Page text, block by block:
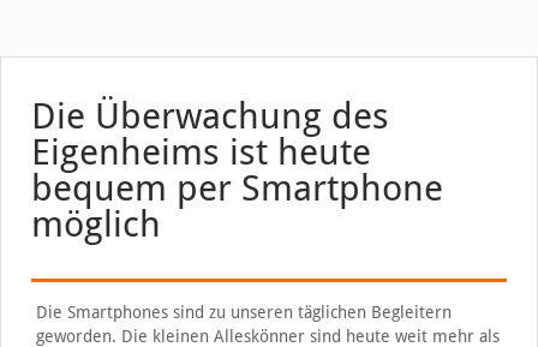
Die Überwachung des
Eigenheims ist heute
bequem per Smartphone
möglich
Die Smartphones sind zu unseren täglichen Begleitern
geworden. Die kleinen Alleskönner sind heute weit mehr als